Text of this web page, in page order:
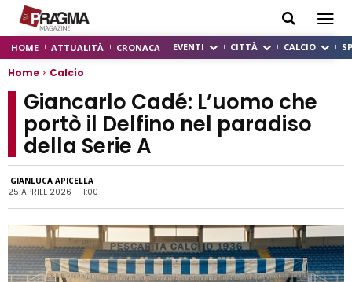
HOME ATTUALITÀ CRONACA EVENTI CITTÀ CALCIO
Home Calcio
Giancarlo Cadé: L’uomo che
portò il Delfino nel paradiso
della Serie A
GIANLUCA APICELLA
25 APRILE 2026 - 11:00